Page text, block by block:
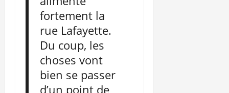
fortement la
rue Lafayette.
Du coup, les
choses vont
bien se passer
d’un point de